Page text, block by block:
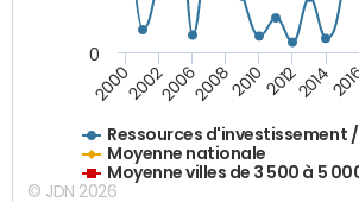
Ressources d'investissement
Moyenne nationale
Moyenne villes de 3 500 à 5
2000200220062008201020122014
0
© JDN 2026